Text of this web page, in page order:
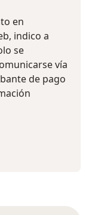
en
indico a
se
vía
de pago